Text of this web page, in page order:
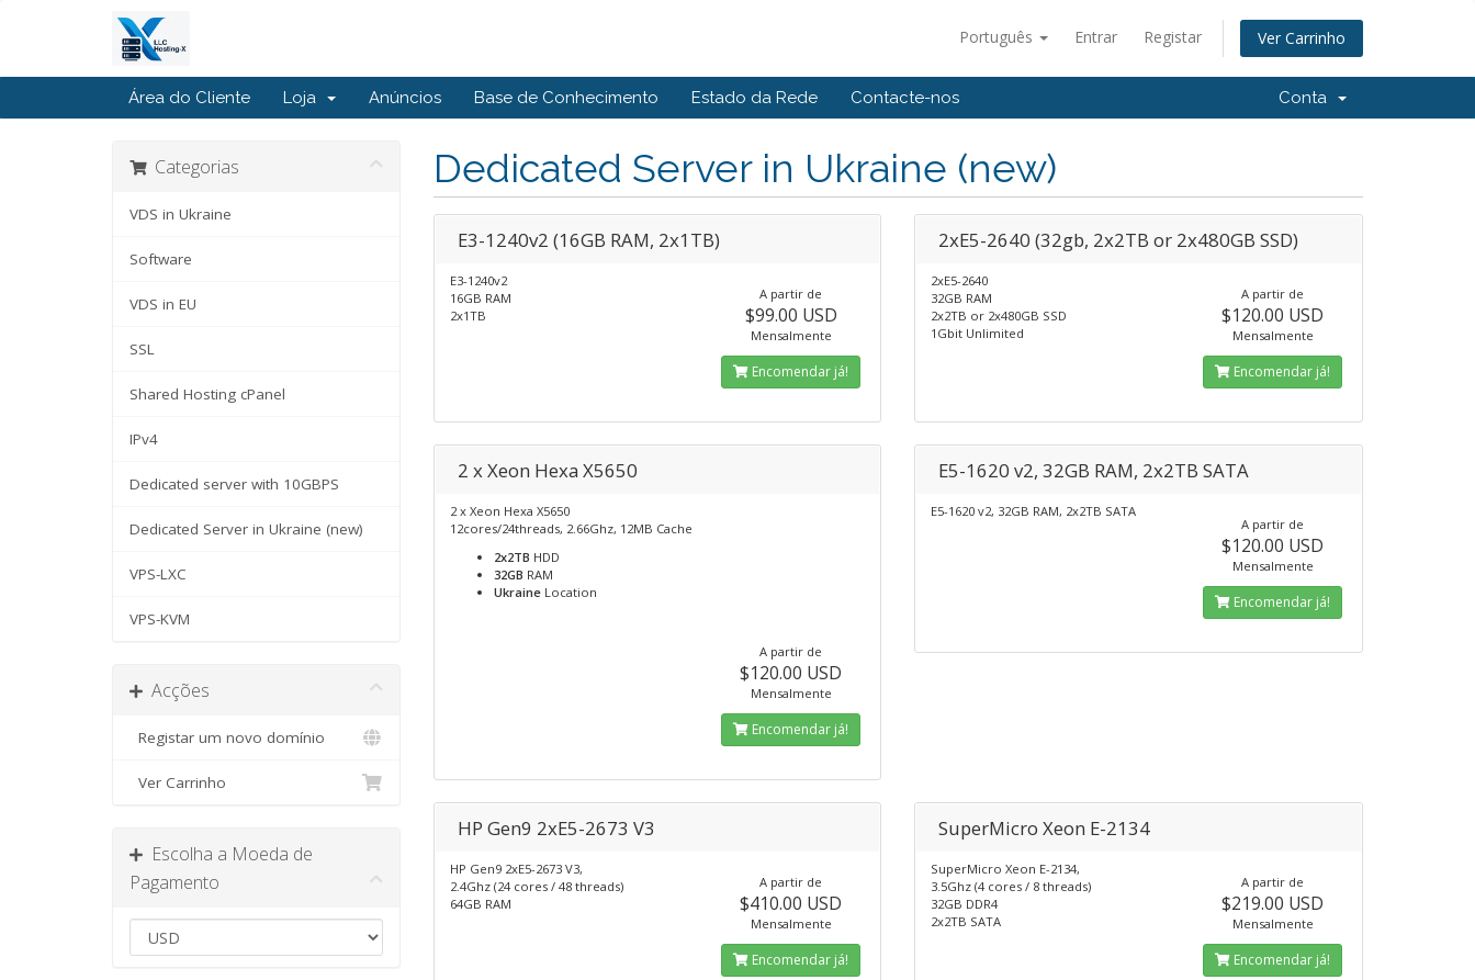
Português Entrar Registar Ver Carrinho
Área do Cliente Loja Anúncios Base de Conhecimento Estado da Rede Contacte-nos Conta
Categorias
VDS in Ukraine
Software
VDS in EU
SSL
Shared Hosting cPanel
IPv4
Dedicated server with 10GBPS
Dedicated Server in Ukraine (new)
VPS-LXC
VPS-KVM
Acções
Registar um novo domínio
Ver Carrinho
Escolha a Moeda de
Pagamento
Dedicated Server in Ukraine (new)
E3-1240v2 (16GB RAM, 2x1TB)
E3-1240v2
16GB RAM
2x1TB
A partir de
$99.00 USD
Mensalmente
Encomendar já!
2xE5-2640 (32gb, 2x2TB or 2x480GB SSD)
2xE5-2640
32GB RAM
2x2TB or 2x480GB SSD
1Gbit Unlimited
A partir de
$120.00 USD
Mensalmente
Encomendar já!
2 x Xeon Hexa X5650
2 x Xeon Hexa X5650
12cores/24threads, 2.66Ghz, 12MB Cache
2x2TB HDD
32GB RAM
UkraineLocation
A partir de
$120.00 USD
Mensalmente
Encomendar já!
E5-1620 v2, 32GB RAM, 2x2TB SATA
E5-1620 v2, 32GB RAM, 2x2TB SATA
A partir de
$120.00 USD
Mensalmente
Encomendar já!
HP Gen9 2xE5-2673 V3
HP Gen9 2xE5-2673 V3,
2.4Ghz (24 cores / 48 threads)
64GB RAM
A partir de
$410.00 USD
Mensalmente
Encomendar já!
SuperMicro Xeon E-2134
SuperMicro Xeon E-2134,
3.5Ghz (4 cores / 8 threads)
32GB DDR4
2x2TB SATA
A partir de
$219.00 USD
Mensalmente
Encomendar já!